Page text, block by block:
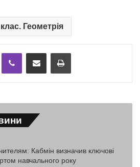
Геометрія
Viber Надіслати електронною поштоюНадрукувати
Кабмін визначив ключові
навчального року